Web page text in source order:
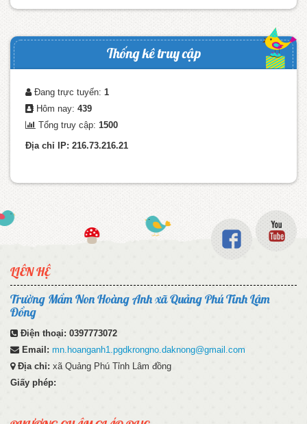
Thống kê truy cập
Đang trực tuyến: 1
Hôm nay: 439
Tổng truy cập: 1500
Địa chỉ IP: 216.73.216.21
LIÊN HỆ
Trường Mầm Non Hoàng Anh xã Quảng Phú Tỉnh Lâm
Đồng
Điện thoại: 0397773072
Email: mn.hoanganh1.pgdkrongno.daknong@gmail.com
Địa chỉ: xã Quảng Phú Tỉnh Lâm đồng
Giấy phép: